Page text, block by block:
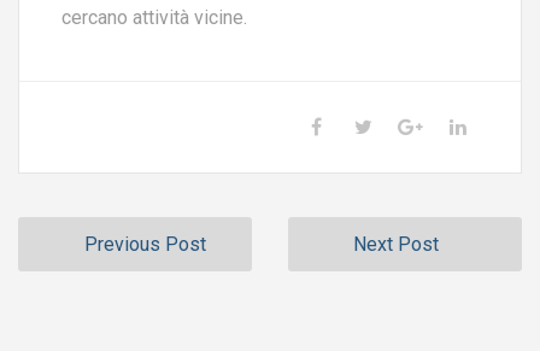
cercano attività vicine.
Previous Post Next Post